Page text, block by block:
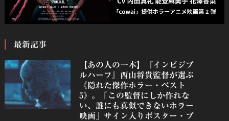
最新記事
【あの人の一本】『インビジブ
ルハーフ』⻄⼭将貴監督が選ぶ
《隠れた傑作ホラー・ベスト
5》。「この監督にしか作れな
い、誰にも真似できないホラー
映画」サイン入りポスター・プ